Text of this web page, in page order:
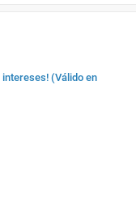
intereses! (Válido en